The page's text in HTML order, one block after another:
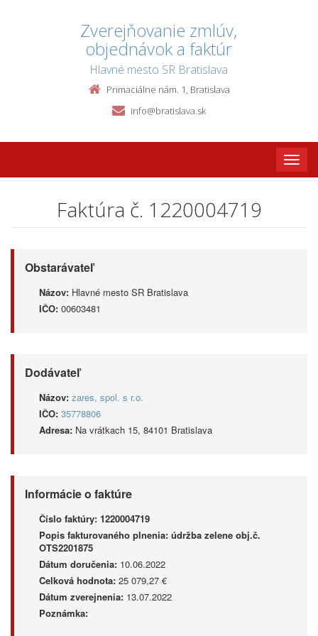
Zverejňovanie zmlúv,
objednávok a faktúr
Hlavné mesto SR Bratislava
Primaciálne nám. 1, Bratislava
info@bratislava.sk
Toggle
Faktúra č. 1220004719
Obstarávateľ
Názov: Hlavné mesto SR Bratislava
IČO: 00603481
Dodávateľ
Názov: zares, spol. s r.o.
IČO: 35778806
Adresa: Na vrátkach 15, 84101 Bratislava
Informácie o faktúre
Číslo faktúry: 1220004719
Popis fakturovaného plnenia: údržba zelene obj.č.
OTS2201875
Dátum doručenia: 10.06.2022
Celková hodnota: 25 079,27 €
Dátum zverejnenia: 13.07.2022
Poznámka: